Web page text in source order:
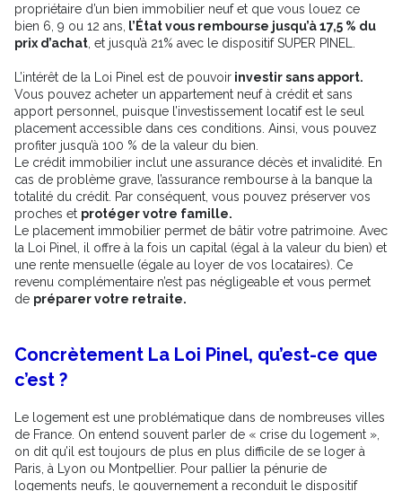
propriétaire d’un bien immobilier neuf et que vous louez ce
bien 6, 9 ou 12 ans,
l’État vous rembourse jusqu’à 17,5 % du
prix d’achat , et jusqu’à 21% avec le dispositif SUPER PINEL.
L’intérêt de la Loi Pinel est de pouvoir investir sans apport.
Vous pouvez acheter un appartement neuf à crédit et sans
apport personnel, puisque l’investissement locatif est le seul
placement accessible dans ces conditions. Ainsi, vous pouvez
profiter jusqu’à 100 % de la valeur du bien.
Le crédit immobilier inclut une assurance décès et invalidité. En
cas de problème grave, l’assurance rembourse à la banque la
totalité du crédit. Par conséquent, vous pouvez préserver vos
proches et protéger votre famille.
Le placement immobilier permet de bâtir votre patrimoine. Avec
la Loi Pinel, il offre à la fois un capital (égal à la valeur du bien) et
une rente mensuelle (égale au loyer de vos locataires). Ce
revenu complémentaire n’est pas négligeable et vous permet
de préparer votre retraite.
Concrètement La Loi Pinel, qu’est-ce que
c’est ?
Le logement est une problématique dans de nombreuses villes
de France. On entend souvent parler de « crise du logement »,
on dit qu’il est toujours de plus en plus difficile de se loger à
Paris, à Lyon ou Montpellier. Pour pallier la pénurie de
logements neufs, le gouvernement a reconduit le dispositif